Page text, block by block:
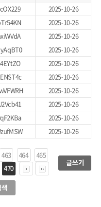
2025-10-26
2025-10-26
2025-10-26
2025-10-26
2025-10-26
2025-10-26
2025-10-26
2025-10-26
2025-10-26
2025-10-26
463 464
465
470